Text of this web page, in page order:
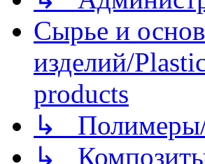
Сырье и
изделий/
products
↳ Полимеры/
↳